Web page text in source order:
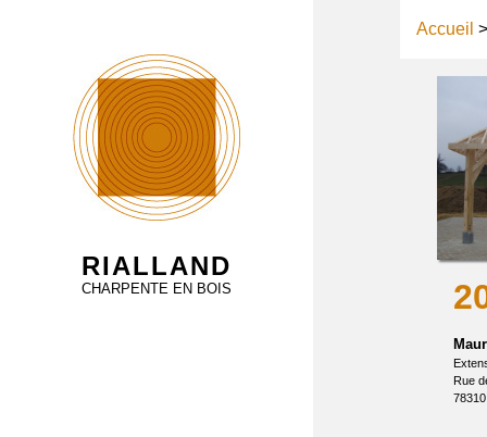
RIALLAND
CHARPENTE EN BOIS
Accueil
Rue